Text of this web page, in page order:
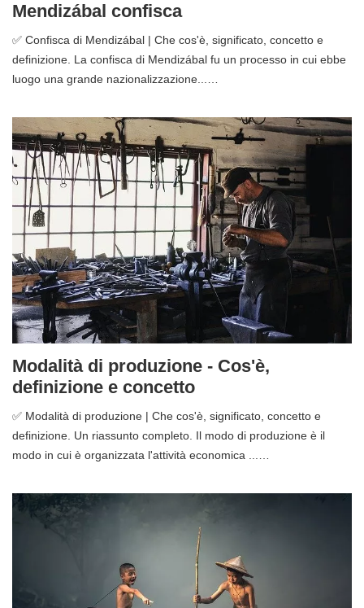
Mendizábal confisca
✅ Confisca di Mendizábal | Che cos'è, significato, concetto e
definizione. La confisca di Mendizábal fu un processo in cui ebbe
luogo una grande nazionalizzazione...…
Modalità di produzione - Cos'è,
definizione e concetto
✅ Modalità di produzione | Che cos'è, significato, concetto e
definizione. Un riassunto completo. Il modo di produzione è il
modo in cui è organizzata l'attività economica ...…